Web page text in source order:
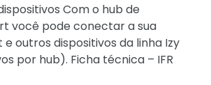
Com o hub de
você pode conectar a sua
outros dispositivos da linha Izy
por hub). Ficha técnica – IFR